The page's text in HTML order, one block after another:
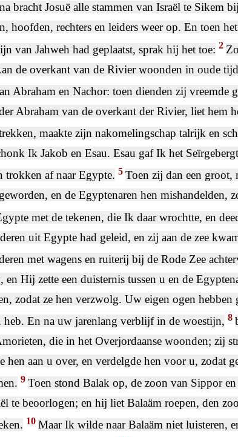
bracht Josuë alle stammen van Israël te Sikem
hoofden, rechters en leiders weer op. En toen
van Jahweh had geplaatst, sprak hij het toe: 2
de overkant van de Rivier woonden in oude
Abraham en Nachor: toen dienden zij vreemde
Abraham van de overkant der Rivier, liet hem
maakte zijn nakomelingschap talrijk en
Ik Jakob en Esau. Esau gaf Ik het
trokken af naar Egypte. 5Toen zij dan een
en de Egyptenaren hen mishandelden,
met de tekenen, die Ik daar wrochtte, en
uit Egypte had geleid, en zij aan de zee
met wagens en ruiterij bij de Rode Zee
en Hij zette een duisternis tussen u en de
zodat ze hen verzwolg. Uw eigen ogen
heb. En na uw jarenlang verblijf in de woestijn, 8
die in het Overjordaanse woonden; zij
hen aan u over, en verdelgde hen voor u, zodat
9Toen stond Balak op, de zoon van Sippor
te beoorlogen; en hij liet Balaäm roepen, den
10Maar Ik wilde naar Balaäm niet luisteren,